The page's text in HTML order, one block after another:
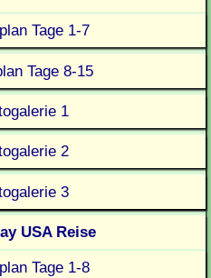
Tage 1-7
Tage 8-15
1
2
3
USA Reise
Tage 1-8